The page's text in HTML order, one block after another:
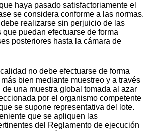
haya pasado satisfactoriamente el
se considera conforme a las normas.
realizarse sin perjuicio de las
puedan efectuarse de forma
posteriores hasta la cámara de
no debe efectuarse de forma
bien mediante muestreo y a través
una muestra global tomada al azar
por el organismo competente
se supone representativa del lote.
que se apliquen las
del Reglamento de ejecución